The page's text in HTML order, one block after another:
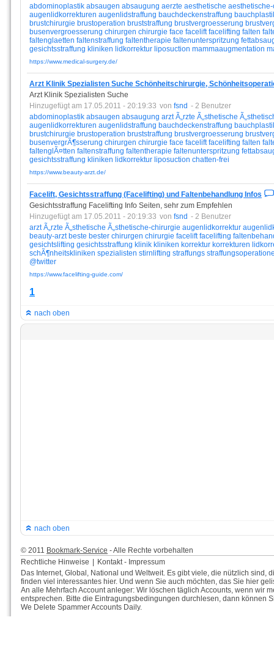
abdominoplastik absaugen absaugung aerzte aesthetische
augenlidkorrekturen augenlidstraffung bauchdeckenstraffung
brustchirurgie brustoperation bruststraffung brustvergroesserung
busenvergroesserung chirurgen chirurgie face facelift facelifting falten
faltenglaetten faltenstraffung faltentherapie faltenunterspritzung
gesichtsstraffung kliniken lidkorrektur liposuction mammaaugmentation
https://www.medical-surgery.de/
Arzt Klinik Spezialisten Suche Schönheitschirurgie,
Arzt Klinik Spezialisten Suche
Hinzugefügt am 17.05.2011 - 20:19:33 von fsnd - 2 Benutzer
abdominoplastik absaugen absaugung arzt Ã„rzte Ã„sthetische
augenlidkorrekturen augenlidstraffung bauchdeckenstraffung
brustchirurgie brustoperation bruststraffung brustvergroesserung
busenvergrÃ¶sserung chirurgen chirurgie face facelift facelifting falten
faltenglÃ¤tten faltenstraffung faltentherapie faltenunterspritzung
gesichtsstraffung kliniken lidkorrektur liposuction chatten-frei
https://www.beauty-arzt.de/
Facelift, Gesichtsstraffung (Facelifting) und Faltenbehandlung Infos
Gesichtsstraffung Facelifting Info Seiten, sehr zum Empfehlen
Hinzugefügt am 17.05.2011 - 20:19:33 von fsnd - 2 Benutzer
arzt Ã„rzte Ã„sthetische Ã„sthetische-chirurgie augenlidkorrektur
beauty-arzt beste bester chirurgen chirurgie facelift facelifting
gesichtslifting gesichtsstraffung klinik kliniken korrektur korrekturen
schÃ¶nheitskliniken spezialisten stirnlifting straffungs
@twitter
https://www.facelifting-guide.com/
1
nach oben
nach oben
© 2011 Bookmark-Service - Alle Rechte vorbehalten
Rechtliche Hinweise
Kontakt - Impressum
Das Internet, Global, National und Weltweit. Es gibt viele, die nützlich
finden viel interessantes hier. Und wenn Sie auch möchten, das Sie hier
An alle Mehrfach Account anleger: Wir löschen täglich Accounts, wenn wir
entsprechen. Bitte die Eintragungsbedingungen durchlesen, dann können
We Delete Spammer Accounts Daily.